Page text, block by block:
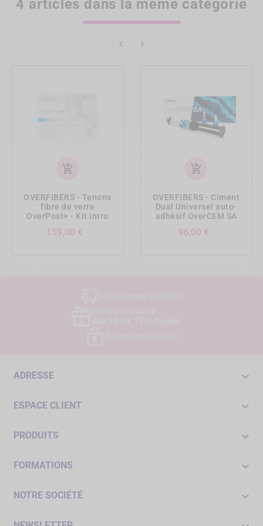
4 articles dans la même catégorie
 
add_shopping_cart
OVERFIBERS - Tenons
fibre de verre
OverPost+ - Kit intro
159,00 €
add_shopping_cart
OVERFIBERS - Ciment
Dual Universel auto-
adhésif OverCEM SA
96,00 €
ADRESSE 
ESPACE CLIENT 
PRODUITS 
FORMATIONS 
NOTRE SOCIÉTÉ 